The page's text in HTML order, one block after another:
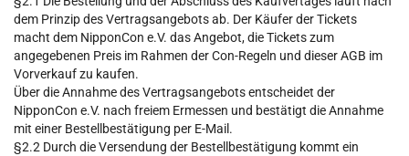
dem Prinzip des Vertragsangebots ab. Der Käufer der Tickets
macht dem NipponCon e.V. das Angebot, die Tickets zum
angegebenen Preis im Rahmen der Con-Regeln und dieser AGB im
Vorverkauf zu kaufen.
Über die Annahme des Vertragsangebots entscheidet der
NipponCon e.V. nach freiem Ermessen und bestätigt die Annahme
mit einer Bestellbestätigung per E-Mail.
§2.2 Durch die Versendung der Bestellbestätigung kommt ein